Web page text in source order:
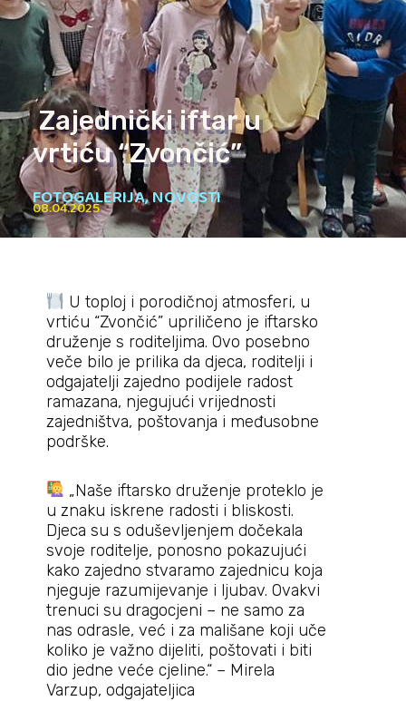
Zajednički iftar u
vrtiću “Zvončić”
FOTOGALERIJA,NOVOSTI
08.04.2025
U toploj i porodičnoj atmosferi, u
vrtiću “Zvončić” upriličeno je iftarsko
druženje s roditeljima. Ovo posebno
veče bilo je prilika da djeca, roditelji i
odgajatelji zajedno podijele radost
ramazana, njegujući vrijednosti
zajedništva, poštovanja i međusobne
podrške.
„Naše iftarsko druženje proteklo je
u znaku iskrene radosti i bliskosti.
Djeca su s oduševljenjem dočekala
svoje roditelje, ponosno pokazujući
kako zajedno stvaramo zajednicu koja
njeguje razumijevanje i ljubav. Ovakvi
trenuci su dragocjeni – ne samo za
nas odrasle, već i za mališane koji uče
koliko je važno dijeliti, poštovati i biti
dio jedne veće cjeline.“ – Mirela
Varzup, odgajateljica